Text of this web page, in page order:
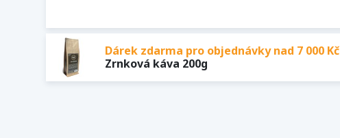
Dárek zdarma pro objednávky nad 7 000 Kč
Zrnková káva 200g